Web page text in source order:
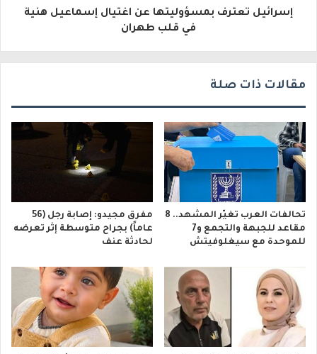
إسرائيل تعترف بمسؤوليتها عن اغتيال إسماعيل هنية
في قلب طهران
مقالات ذات صلة
تحالفات العرب تغيّر المشهد.. 8
مقاعد للجبهة والتجمع و7
للموحدة مع سيغلوفيتش
مفرق مجيدو: إصابة رجل (56
عاماً) بجراح متوسطة إثر تعرضه
لحادثة عنف